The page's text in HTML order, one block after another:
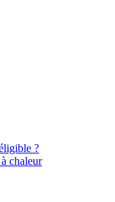
?
chaleur